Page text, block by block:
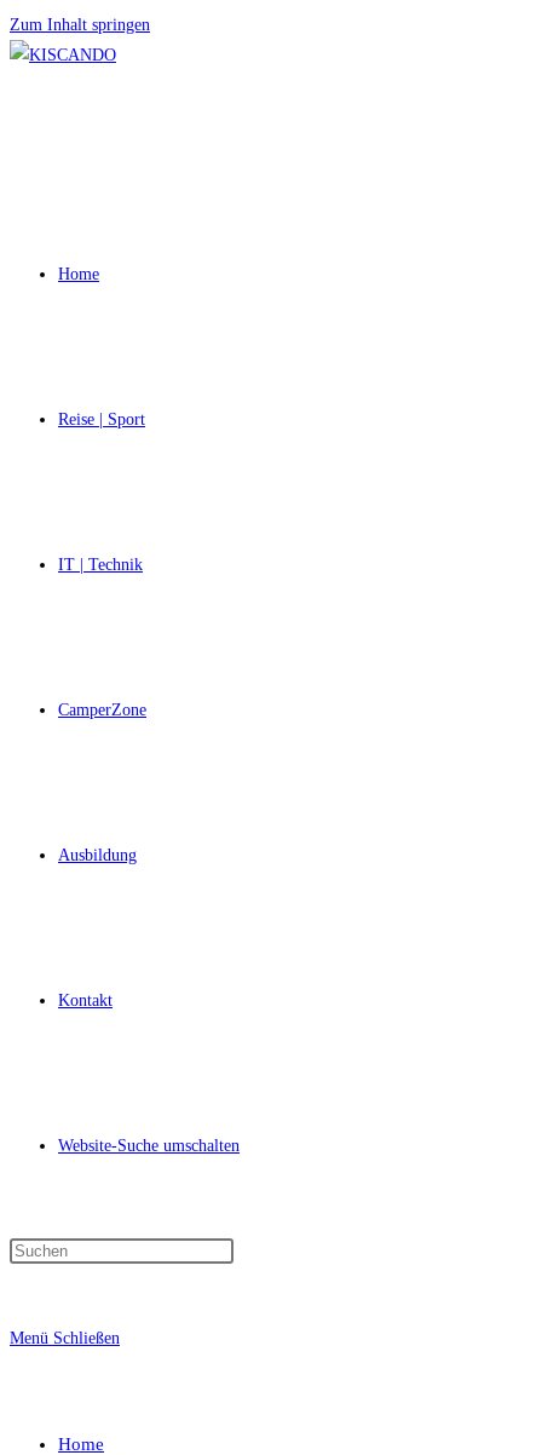
Zum Inhalt springen
Home
Reise | Sport
IT | Technik
CamperZone
Ausbildung
Kontakt
Website-Suche umschalten
Menü Schließen
Home